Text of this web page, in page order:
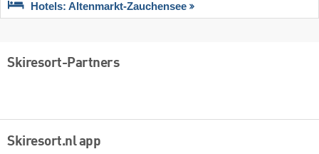
Hotels: Altenmarkt-Zauchensee
Skiresort-Partners
Skiresort.nl app